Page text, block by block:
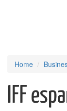
Home
IFF